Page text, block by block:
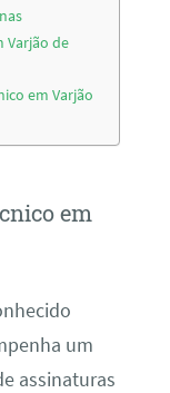
Varjão de
em Varjão
em
um
assinaturas